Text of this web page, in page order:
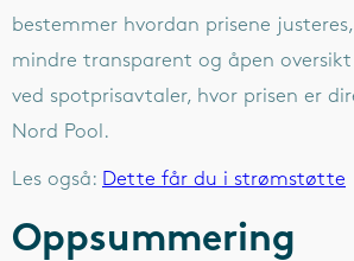
bestemmer hvordan prisene
mindre transparent og åpen
ved spotprisavtaler, hvor prisen er
Nord Pool.
Les også: Dette får du i strømstøtte
Oppsummering